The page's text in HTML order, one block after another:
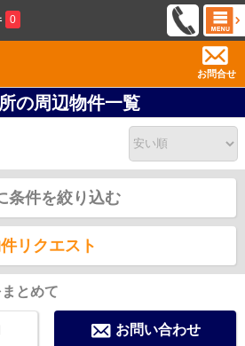
0
お問合せ
の周辺物件一覧
条件を絞り込む
リクエスト
とめて
お問い合わせ